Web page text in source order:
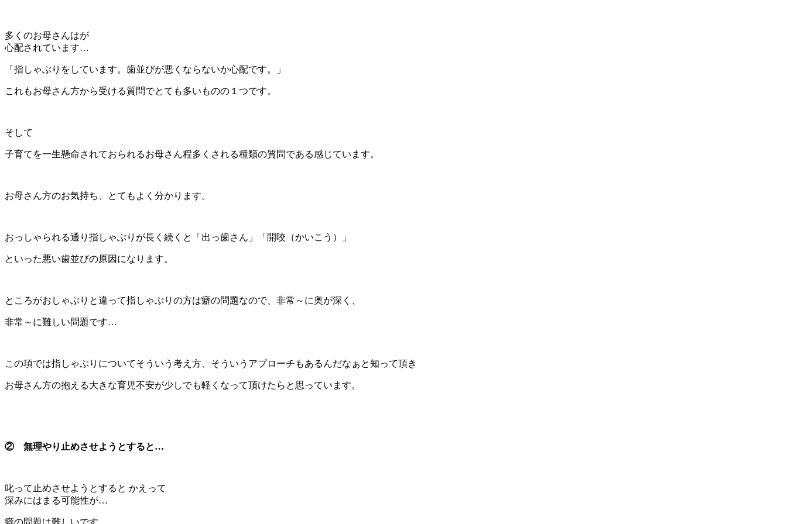
多くのお母さんはが
心配されています…
「指しゃぶりをしています。歯並びが悪くならないか心配です。」
これもお母さん方から受ける質問でとても多いものの１つです。
そして
子育てを一生懸命されておられるお母さん程多くされる種類の質問である感じています。
お母さん方のお気持ち、とてもよく分かります。
おっしゃられる通り指しゃぶりが長く続くと「出っ歯さん」「開咬（かいこう）」
といった悪い歯並びの原因になります。
ところがおしゃぶりと違って指しゃぶりの方は癖の問題なので、非常～に奥が深く、
非常～に難しい問題です…
この項では指しゃぶりについてそういう考え方、そういうアプローチもあるんだなぁと知って頂き
お母さん方の抱える大きな育児不安が少しでも軽くなって頂けたらと思っています。
② 無理やり止めさせようとすると…
叱って止めさせようとすると かえって
深みにはまる可能性が…
癖の問題は難しいです。